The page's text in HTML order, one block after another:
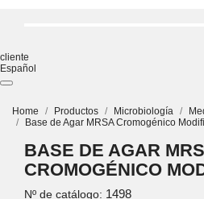
cliente
Español
Home Productos Microbiología
Base de Agar MRSA Cromogénico
BASE DE AGAR
CROMOGÉNICO
Nº de catálogo: 1498